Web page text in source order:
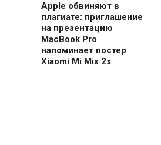
Apple обвиняют в
плагиате: приглашение
на презентацию
MacBook Pro
напоминает постер
Xiaomi Mi Mix 2s